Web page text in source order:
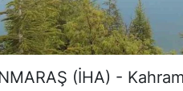
(İHA) -